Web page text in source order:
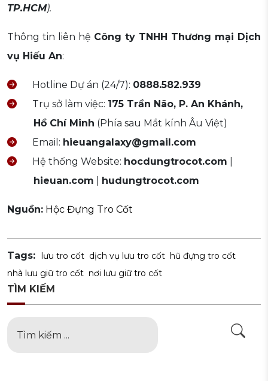
TP.HCM).
Thông tin liên hệ Công ty TNHH Thương mại Dịch
vụ Hiếu An:
Hotline Dự án (24/7): 0888.582.939
Trụ sở làm việc: 175 Trần Não, P. An Khánh,
Hồ Chí Minh (Phía sau Mắt kính Âu Việt)
Email: hieuangalaxy@gmail.com
Hệ thống Website: hocdungtrocot.com
hieuan.com
hudungtrocot.com
Nguồn: Hộc Đựng Tro Cốt
Tags: lưu tro cốt dịch vụ lưu tro cốt hũ đựng tro cốt
nhà lưu giữ tro cốt nơi lưu giữ tro cốt
TÌM KIẾM